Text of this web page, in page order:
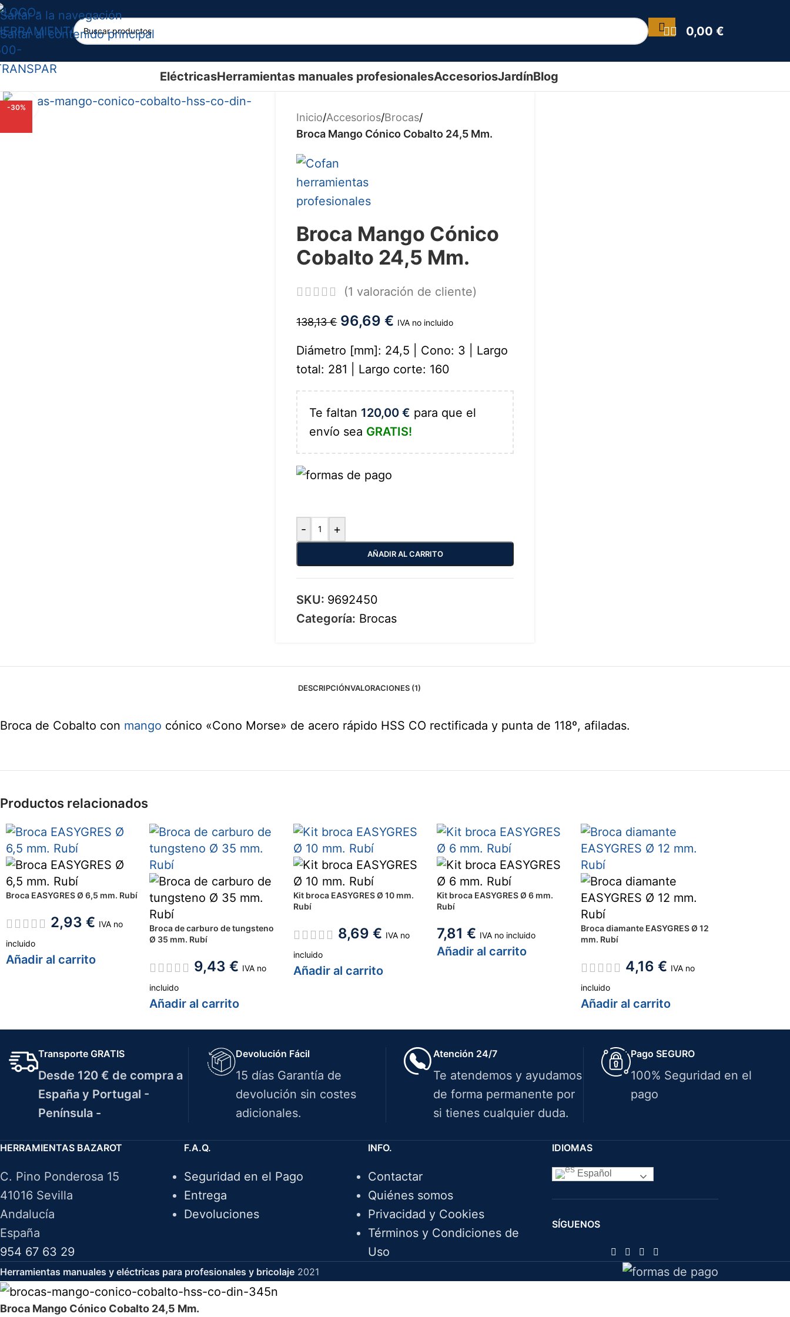
Saltar a la navegación
Saltar al contenido principal
0,00 €
EléctricasHerramientas manuales profesionalesAccesoriosJardínBlog
-30%
Haga clic para ampliar
Inicio/Accesorios/Brocas/
Broca Mango Cónico Cobalto 24,5 Mm.
Broca Mango Cónico
Cobalto 24,5 Mm.
(1 valoración de cliente)
138,13€ 96,69€ IVA no incluido
Diámetro [mm]: 24,5 | Cono: 3 | Largo
total: 281 | Largo corte: 160
Te faltan 120,00€ para que el
envío sea GRATIS!
- +
AÑADIR AL CARRITO
SKU: 9692450
Categoría: Brocas
DESCRIPCIÓNVALORACIONES (1)
Broca de Cobalto con mango cónico «Cono Morse» de acero rápido HSS CO rectificada y punta de 118º, afiladas.
Productos relacionados
Broca EASYGRES Ø 6,5 mm. Rubí
2,93 € IVA no
incluido
Añadir al carrito
Broca de carburo de tungsteno
Ø 35 mm. Rubí
9,43€ IVA no
incluido
Añadir al carrito
Kit broca EASYGRES Ø 10 mm.
Rubí
8,69 € IVA no
incluido
Añadir al carrito
Kit broca EASYGRES Ø 6 mm.
Rubí
7,81€ IVA no incluido
Añadir al carrito
Broca diamante EASYGRES Ø 12
mm. Rubí
4,16 € IVA no
incluido
Añadir al carrito
Transporte GRATIS
Desde 120 € de compra a
España y Portugal -
Península -
Devolución Fácil
15 días Garantía de
devolución sin costes
adicionales.
Atención 24/7
Te atendemos y ayudamos
de forma permanente por
si tienes cualquier duda.
Pago SEGURO
100% Seguridad en el
pago
HERRAMIENTAS BAZAROT
C. Pino Ponderosa 15
41016 Sevilla
Andalucía
España
954 67 63 29
F.A.Q.
Seguridad en el Pago
Entrega
Devoluciones
INFO.
Contactar
Quiénes somos
Privacidad y Cookies
Términos y Condiciones de
Uso
IDIOMAS
Español
SÍGUENOS
Herramientas manuales y eléctricas para profesionales y bricolaje 2021
Broca Mango Cónico Cobalto 24,5 Mm.